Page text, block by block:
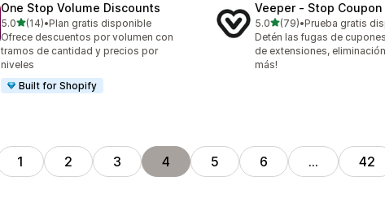
One Stop Volume Discounts
5.0de 5 estrellas
(14)
14 reseñas en total
•Plan gratis disponible
Ofrece descuentos por volumen con
tramos de cantidad y precios por
niveles
Built for Shopify
Veeper ‑ Stop Coupon
5.0de 5 estrellas
(79)
79 reseñas en total
•Prueba gratis
Detén las fugas de
de extensiones,
más!
1 2 3 4 5 6 … 42